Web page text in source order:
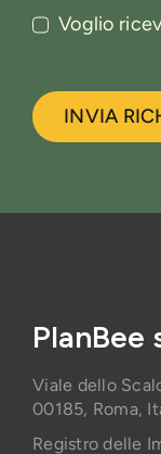
Voglio
INVIA
PlanBee
Viale dello
00185, Roma,
Registro delle